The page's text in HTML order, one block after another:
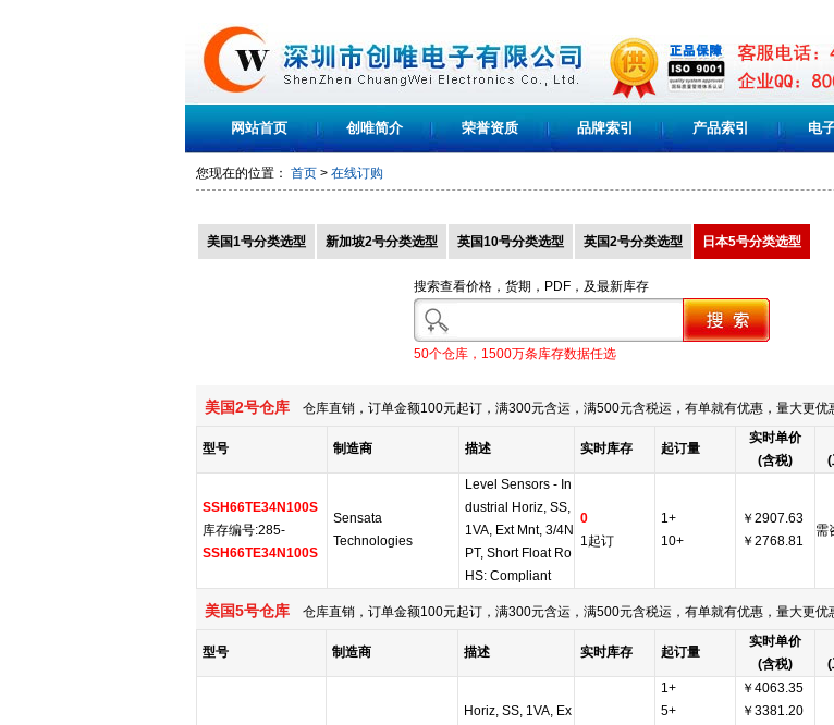
网站首页 创唯简介 荣誉资质 品牌索引 产品索引 电
您现在的位置： 首页 > 在线订购
美国1号分类选型 新加坡2号分类选型 英国10号分类选型 英国2号分类选型 日本5号分类选型
搜索查看价格，货期，PDF，及最新库存
50个仓库，1500万条库存数据任选
美国2号仓库 仓库直销，订单金额100元起订，满300元含运，满500元含税运，有单就有优惠，量大更优
型号 制造商 描述 实时库存 起订量
实时单价
(含税)
(
SSH66TE34N100S
库存编号:285-
SSH66TE34N100S
Sensata
Technologies
Level Sensors - In
dustrial Horiz, SS,
1VA, Ext Mnt, 3/4N
PT, Short Float Ro
HS: Compliant
0
1起订
1+
10+
￥2907.63
￥2768.81
需
美国5号仓库 仓库直销，订单金额100元起订，满300元含运，满500元含税运，有单就有优惠，量大更优
型号 制造商 描述 实时库存 起订量
实时单价
(含税)
(
Horiz, SS, 1VA, Ex
1+
5+
￥4063.35
￥3381.20